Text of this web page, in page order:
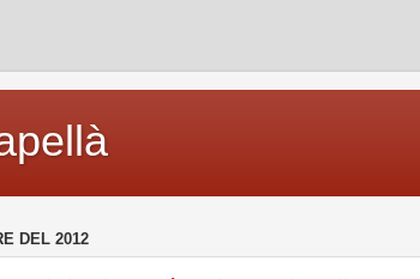
DEL 2012